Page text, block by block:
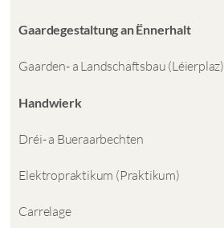
Gaardegestaltung an Ënnerhalt
Gaarden- a Landschaftsbau (Léierplaz)
Handwierk
Dréi- a Bueraarbechten
Elektropraktikum (Praktikum)
Carrelage